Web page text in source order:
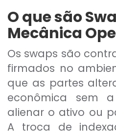
O que são
Mecânica
Os swaps são
firmados no
que as partes
econômica sem
alienar o ativo ou
A troca de